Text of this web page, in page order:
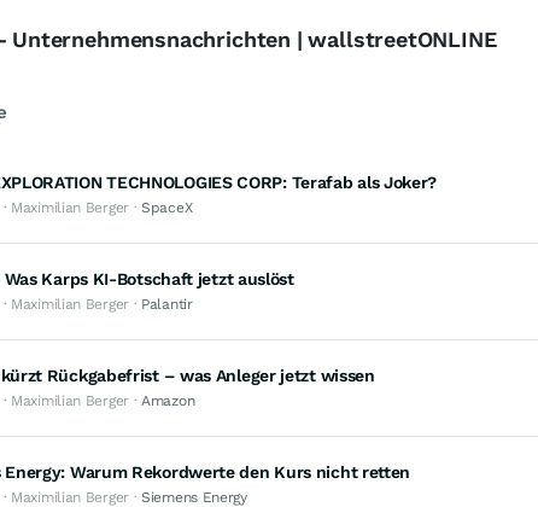
| wallstreetONLINE
TECHNOLOGIES CORP: Terafab als Joker?
Maximilian Berger ·SpaceX
Was Karps KI-Botschaft jetzt auslöst
Maximilian Berger · Palantir
Rückgabefrist – was Anleger jetzt wissen
Maximilian Berger ·Amazon
Energy: Warum Rekordwerte den Kurs nicht retten
Maximilian Berger ·Siemens Energy